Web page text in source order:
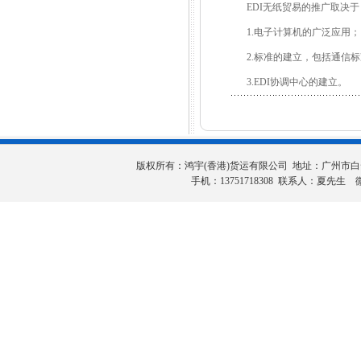
EDI无纸贸易的推广取决于
1.电子计算机的广泛应用；
2.标准的建立，包括通信标
3.EDI协调中心的建立。
版权所有：鸿宇(香港)货运有限公司 地址：广州市
手机：13751718308 联系人：夏先生